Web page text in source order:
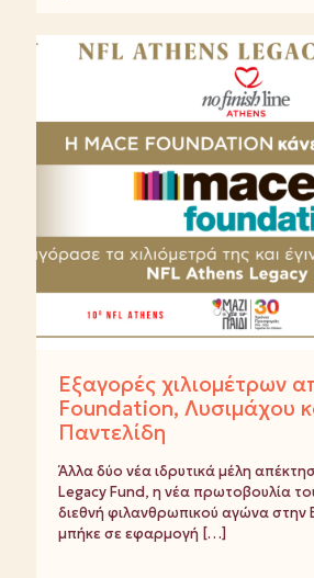
Εξαγορές χιλιομέτρων
Foundation, Λυσιμάχου
Παντελίδη
Άλλα δύο νέα ιδρυτικά μέλη
Legacy Fund, η νέα πρωτοβουλία
διεθνή φιλανθρωπικού αγώνα στην
μπήκε σε εφαρμογή […]